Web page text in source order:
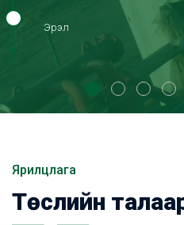
Эрэл
Ярилцлага
Төслийн